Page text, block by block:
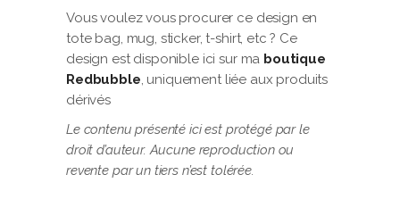
Vous voulez vous procurer ce design en
tote bag, mug, sticker, t-shirt, etc ? Ce
design est disponible ici sur ma boutique
Redbubble, uniquement liée aux produits
dérivés
Le contenu présenté ici est protégé par le
droit d’auteur. Aucune reproduction ou
revente par un tiers n’est tolérée.